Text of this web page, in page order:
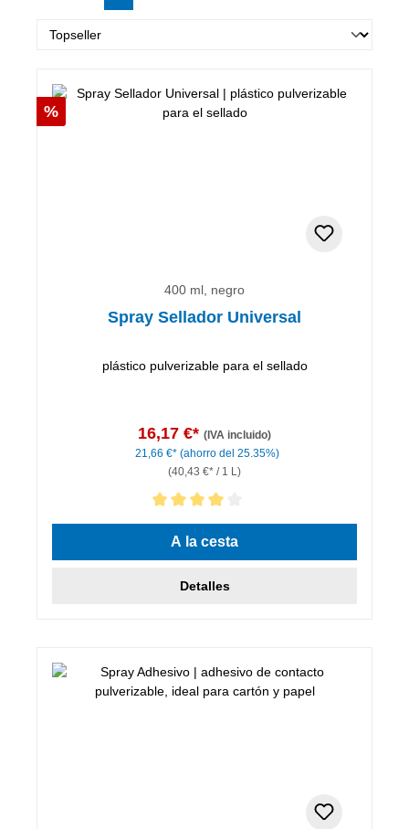
Descuento
%
400 ml, negro
Spray Sellador Universal
plástico pulverizable para el sellado
16,17 €* (IVA incluido)
21,66 €* (ahorro del 25.35%)
(40,43 €* / 1 L)
Calificación promedio de 4 de 5 estrellas
A la cesta
Detalles